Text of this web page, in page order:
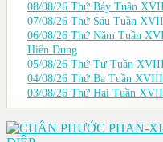
08/08/26 Thứ Bảy Tuần
07/08/26 Thứ Sáu Tuần
06/08/26 Thứ Năm Tuần
Hiển Dung
05/08/26 Thứ Tư Tuần
04/08/26 Thứ Ba Tuần
03/08/26 Thứ Hai Tuần